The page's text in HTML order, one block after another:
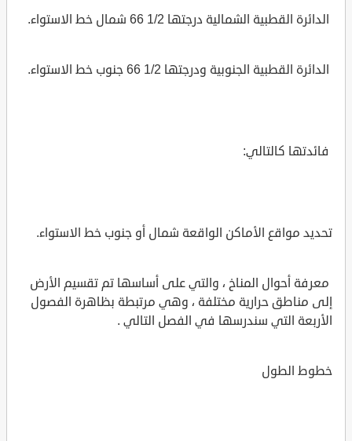
الدائرة القطبية الشمالية درجتها 1/2 66 شمال خط الاستواء.
الدائرة القطبية الجنوبية ودرجتها 1/2 66 جنوب خط الاستواء.
فائدتها كالتالي:
تحديد مواقع الأماكن الواقعة شمال أو جنوب خط الاستواء.
معرفة أحوال المناخ ، والتي على أساسها تم تقسيم الأرض
إلى مناطق حرارية مختلفة ، وهي مرتبطة بظاهرة الفصول
الأربعة التي سندرسها في الفصل التالي .
خطوط الطول